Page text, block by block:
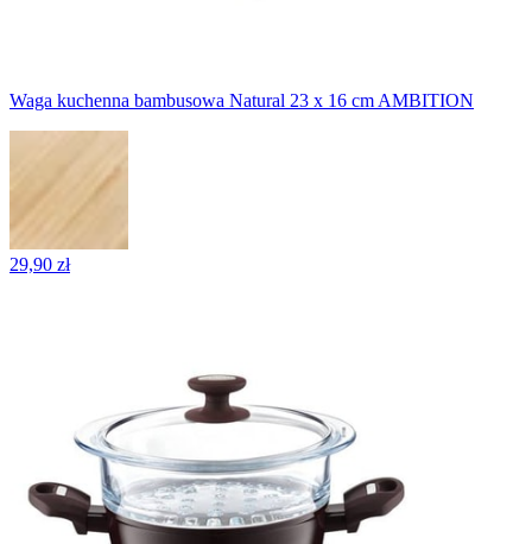
Waga kuchenna bambusowa Natural 23 x 16 cm AMBITION
29,90 zł